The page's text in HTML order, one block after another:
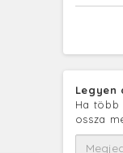
Legyen
Ha
ossza